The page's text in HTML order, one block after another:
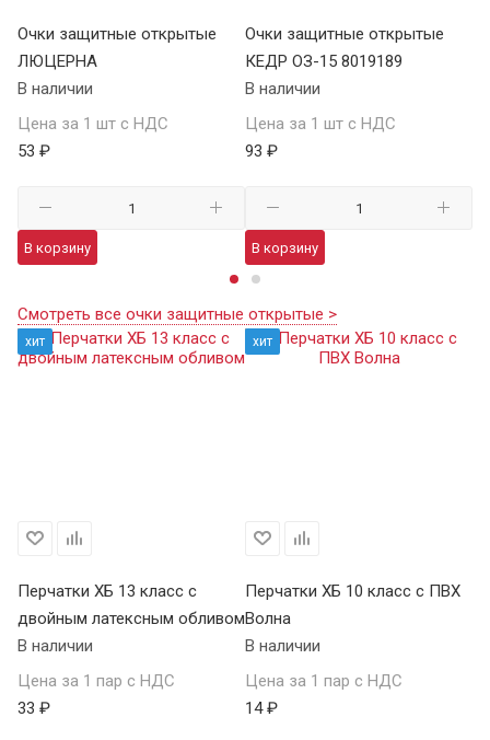
Очки защитные открытые
ЛЮЦЕРНА
В наличии
Цена за 1 шт с НДС
53 ₽
В корзину
Очки защитные открытые
КЕДР ОЗ-15 8019189
В наличии
Цена за 1 шт с НДС
93 ₽
В корзину
Смотреть все очки защитные открытые >
хит
Перчатки ХБ 13 класс с
двойным латексным обливом
В наличии
Цена за 1 пар с НДС
33 ₽
хит
Перчатки ХБ 10 класс с ПВХ
Волна
В наличии
Цена за 1 пар с НДС
14 ₽